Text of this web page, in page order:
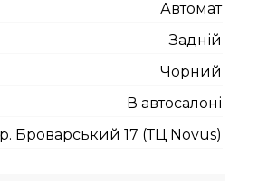
Автомат
Задній
Чорний
В автосалоні
Броварський 17 (ТЦ Novus)